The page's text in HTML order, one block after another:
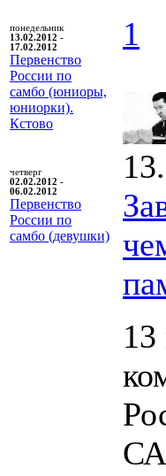
понедельник
13.02.2012 -
17.02.2012
Первенство
России по
самбо (юниоры,
юниорки).
Кстово
четверг
02.02.2012 -
06.02.2012
Первенство
России по
самбо (девушки)
1
13